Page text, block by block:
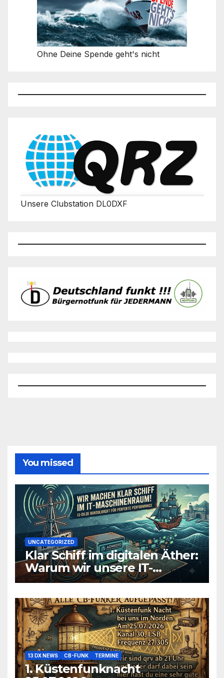
Ohne Deine Spende geht's nicht
Unsere Clubstation DL0DXF
You missed
UNCATEGORIZED
Klar Schiff im digitalen Äther:
Warum wir unsere IT-
Infrastruktur konsolidieren
13 DX NEWS CB-FUNK TERMINE
1. Küstenfunknacht